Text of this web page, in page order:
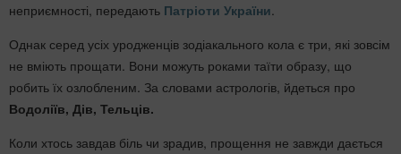
неприємності, передають Патріоти України.
Однак серед усіх уродженців зодіакального кола є три, які зовсім
не вміють прощати. Вони можуть роками таїти образу, що
робить їх озлобленим. За словами астрологів, йдеться про
Водоліїв, Дів, Тельців.
Коли хтось завдав біль чи зрадив, прощення не завжди дається